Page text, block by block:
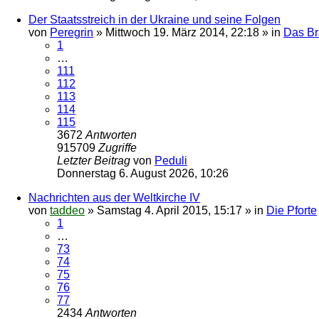
Der Staatsstreich in der Ukraine und seine Folgen
von Peregrin » Mittwoch 19. März 2014, 22:18 » in Das
1
…
111
112
113
114
115
3672 Antworten
915709 Zugriffe
Letzter Beitrag von Peduli
Donnerstag 6. August 2026, 10:26
Nachrichten aus der Weltkirche IV
von taddeo » Samstag 4. April 2015, 15:17 » in Die Pforte
1
…
73
74
75
76
77
2434 Antworten